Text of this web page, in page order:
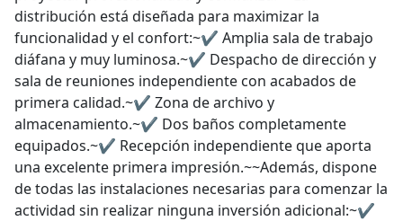
distribución está diseñada para maximizar la
funcionalidad y el confort:~✔ Amplia sala de trabajo
diáfana y muy luminosa.~✔ Despacho de dirección y
sala de reuniones independiente con acabados de
primera calidad.~✔ Zona de archivo y
almacenamiento.~✔ Dos baños completamente
equipados.~✔ Recepción independiente que aporta
una excelente primera impresión.~~Además, dispone
de todas las instalaciones necesarias para comenzar la
actividad sin realizar ninguna inversión adicional:~✔